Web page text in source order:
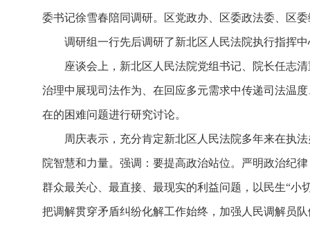
委书记徐雪春陪同调研。区党政办、区委政法委、区
调研组一行先后调研了新北区人民法院执行指挥
座谈会上，新北区人民法院党组书记、院长任志
治理中展现司法作为、在回应多元需求中传递司法温
在的困难问题进行研究讨论。
周庆表示，充分肯定新北区人民法院多年来在执
院智慧和力量。强调： 要提高政治站位。严明政治纪
群众最关心、最直接、最现实的利益问题，以民生“小
把调解贯穿矛盾纠纷化解工作始终，加强人民调解员